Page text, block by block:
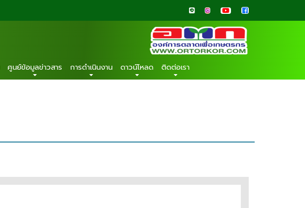
ศูนย์ข้อมูลข่าวสาร การดำเนินงาน ดาวน์โหลด ติดต่อเรา